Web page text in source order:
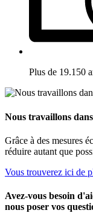
Plus de 19.150
Nous travaillons
Grâce à des mesures
réduire autant que
Vous trouverez ici de
Avez-vous besoin
nous poser vos